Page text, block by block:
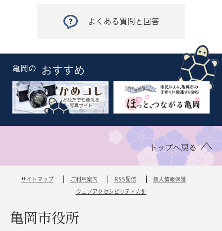
よくある質問と回答
亀岡の おすすめ
トップへ戻る
サイトマップ ご利用案内 RSS配信 個人情報保護
ウェブアクセシビリティ方針
亀岡市役所